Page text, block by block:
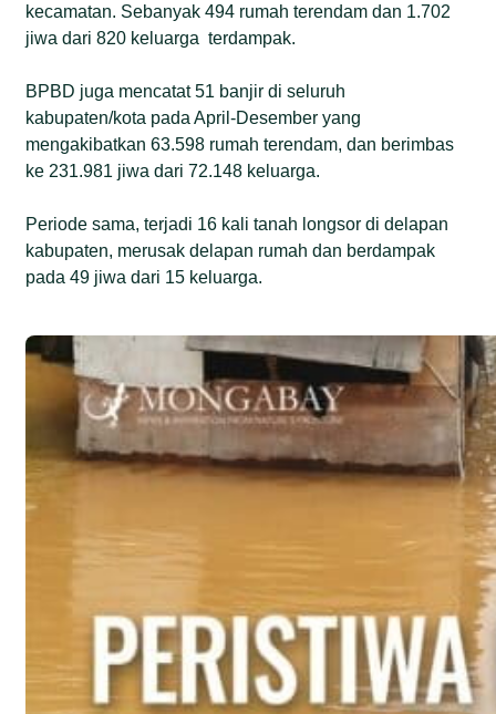
kecamatan. Sebanyak 494 rumah terendam dan 1.702
jiwa dari 820 keluarga terdampak.
BPBD juga mencatat 51 banjir di seluruh
kabupaten/kota pada April-Desember yang
mengakibatkan 63.598 rumah terendam, dan berimbas
ke 231.981 jiwa dari 72.148 keluarga.
Periode sama, terjadi 16 kali tanah longsor di delapan
kabupaten, merusak delapan rumah dan berdampak
pada 49 jiwa dari 15 keluarga.